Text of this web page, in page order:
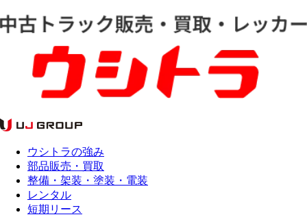
ウシトラの強み
部品販売・買取
整備・架装・塗装・電装
レンタル
短期リース